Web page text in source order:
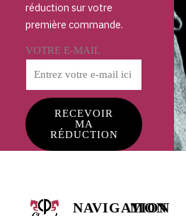
réduction sur votre
première commande.
VOTRE E-MAIL
RECEVOIR
MA
RÉDUCTION
NAVIGATION
MON